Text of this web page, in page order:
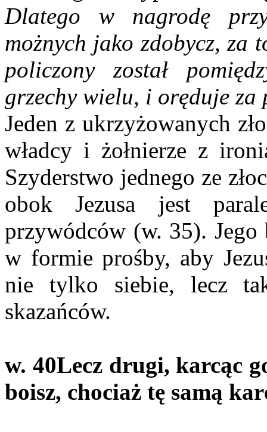
Dlatego w nagrodę
możnych jako zdobycz, za
policzony został
grzechy wielu, i oręduje za
Jeden z ukrzyżowanych
władcy i żołnierze z
Szyderstwo jednego ze
obok Jezusa jest
przywódców (w. 35).
w formie prośby, aby
nie tylko siebie, lecz
skazańców.
w. 40Lecz drugi, karcąc
boisz, chociaż tę samą